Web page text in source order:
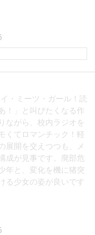
・ミーツ・ガール！読
！」と叫びたくなる作
ながら、校内ラジオを
くてロマンチック！軽
展開を交えつつも、メ
成が見事です。廃部危
年と、変化を機に猪突
る少女の姿が良いです